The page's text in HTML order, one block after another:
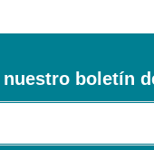
nuestro boletín